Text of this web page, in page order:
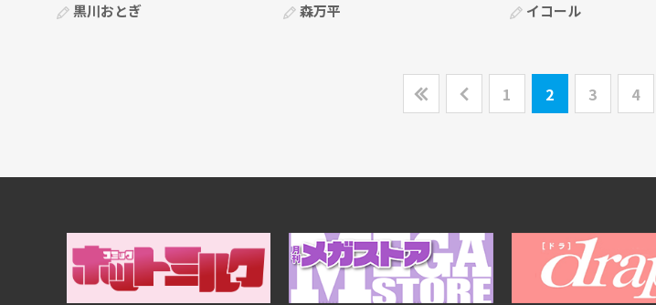
黒川おとぎ 森万平 イコール
1 2 3 4